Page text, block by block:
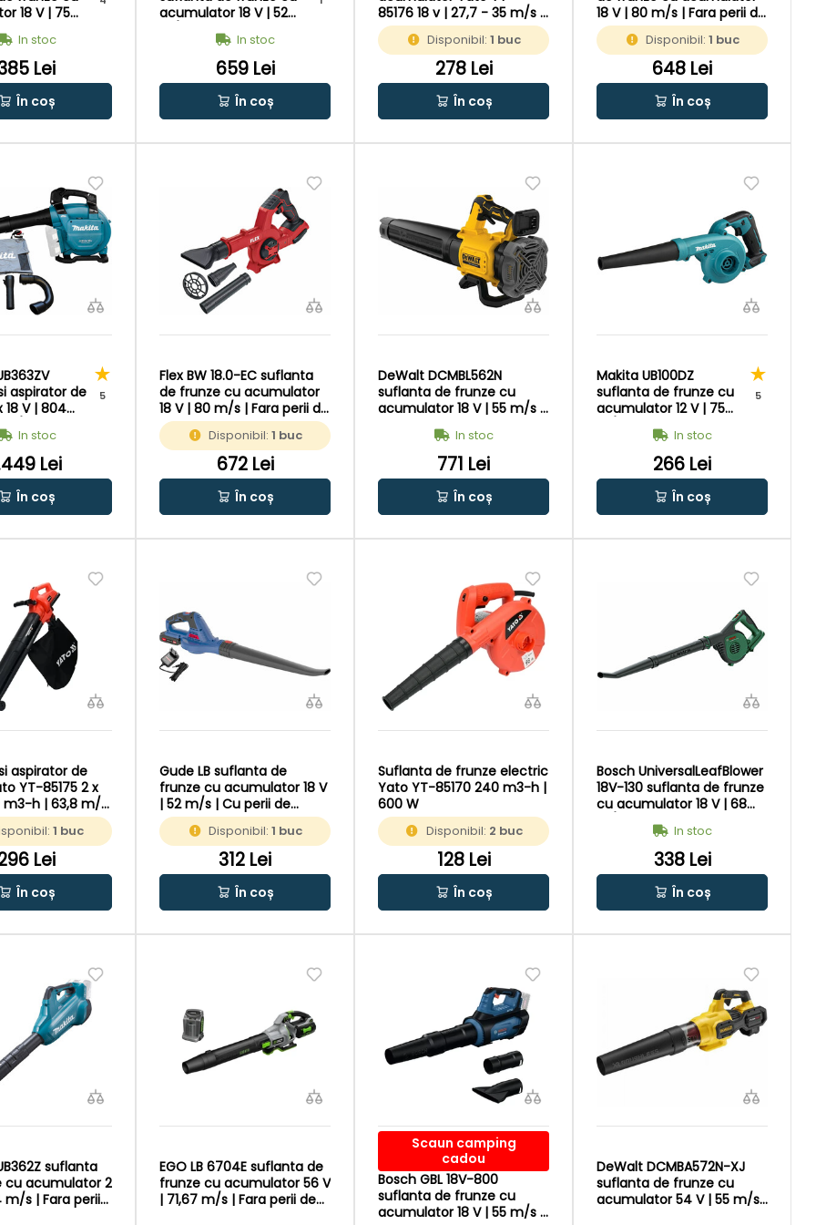
18 V | 75
de
si
| In cutie de
In stoc
Lei
În coș
acumulator 18 V | 52
m/s | Fara perii de
carbon | Fara
acumulator si
incarcator | In cutie de
carton original
In stoc
659 Lei
În coș
85176 18 v | 27,7 - 35 m/s |
Cu perii de carbon | In
cutie de carton original
Disponibil:1 buc
278 Lei
În coș
18 V | 80 m/s | Fara perii de
carbon | Fara acumulator
si incarcator | In cutie de
carton original
Disponibil:1 buc
648 Lei
În coș
aspirator de
18 V | 804
s | Fara
| Fara
si
5
In stoc
Lei
În coș
Flex BW 18.0-EC suflanta
de frunze cu acumulator
18 V | 80 m/s | Fara perii de
carbon | Fara acumulator
si incarcator | In cutie de
carton original
Disponibil:1 buc
672 Lei
În coș
DeWalt DCMBL562N
suflanta de frunze cu
acumulator 18 V | 55 m/s |
Fara perii de carbon | Fara
acumulator si incarcator |
In cutie de carton original
In stoc
771 Lei
În coș
Makita UB100DZ
suflanta de frunze cu
acumulator 12 V | 75
m/s | Cu perii de
carbon | Fara
acumulator si
incarcator | In cutie de
carton original
5
In stoc
266 Lei
În coș
aspirator de
YT-85175 2 x
m3-h | 63,8 m/s
carbon | Fara
si incarcator
1 buc
Lei
În coș
Gude LB suflanta de
frunze cu acumulator 18 V
| 52 m/s | Cu perii de
carbon | 1 x 2 Ah
acumulator + incarcator |
In cutie de carton original
Disponibil:1 buc
312 Lei
În coș
Suflanta de frunze electric
Yato YT-85170 240 m3-h |
600 W
Disponibil: 2 buc
128 Lei
În coș
Bosch UniversalLeafBlower
18V-130 suflanta de frunze
cu acumulator 18 V | 68
m/s | Cu perii de carbon |
Fara acumulator si
incarcator | In cutie de
carton original
In stoc
338 Lei
În coș
suflanta
cu acumulator 2
m/s | Fara perii
EGO LB 6704E suflanta de
frunze cu acumulator 56 V
| 71,67 m/s | Fara perii de
Scaun camping
cadou
Bosch GBL 18V-800
suflanta de frunze cu
acumulator 18 V | 55 m/s |
DeWalt DCMBA572N-XJ
suflanta de frunze cu
acumulator 54 V | 55 m/s |